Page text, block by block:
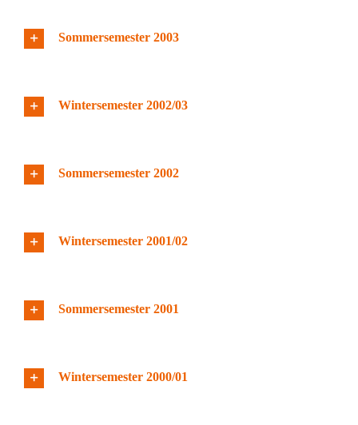
Sommersemester 2003
Wintersemester 2002/03
Sommersemester 2002
Wintersemester 2001/02
Sommersemester 2001
Wintersemester 2000/01